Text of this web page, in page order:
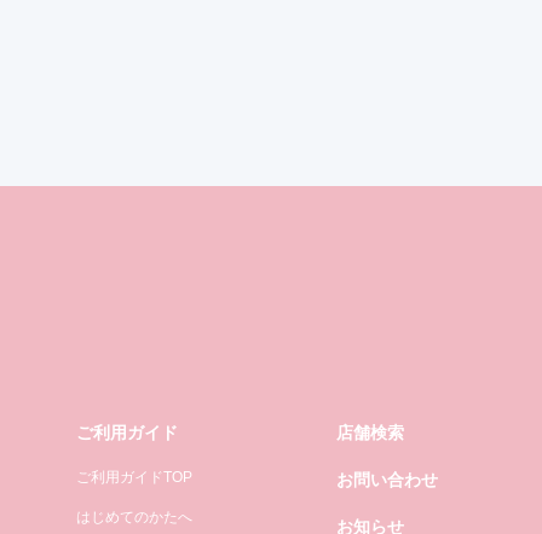
ご利用ガイド
ご利用ガイドTOP
はじめてのかたへ
店舗検索
お問い合わせ
お知らせ